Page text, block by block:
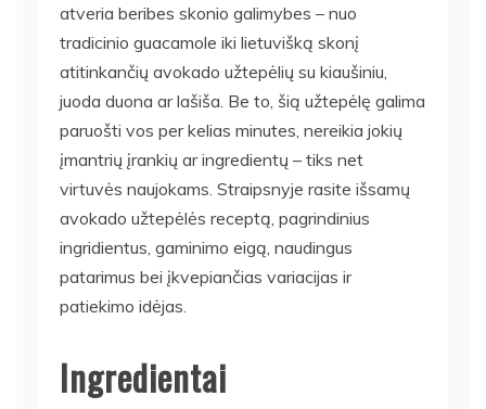
atveria beribes skonio galimybes – nuo
tradicinio guacamole iki lietuvišką skonį
atitinkančių avokado užtepėlių su kiaušiniu,
juoda duona ar lašiša. Be to, šią užtepėlę galima
paruošti vos per kelias minutes, nereikia jokių
įmantrių įrankių ar ingredientų – tiks net
virtuvės naujokams. Straipsnyje rasite išsamų
avokado užtepėlės receptą, pagrindinius
ingridientus, gaminimo eigą, naudingus
patarimus bei įkvepiančias variacijas ir
patiekimo idėjas.
Ingredientai